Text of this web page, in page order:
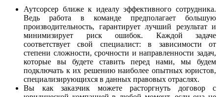
Аутсорсер ближе к идеалу эффективного сотрудника.
Ведь работа в команде предполагает большую
производительность, гарантирует лучший результат и
минимизирует риск ошибок. Каждой задаче
соответствует свой специалист: в зависимости от
степени сложности, срочности и направленности задач,
которые вы будете ставить перед нами, мы будем
подключать к их решению наиболее опытных юристов,
специализирующихся в данных правовых отраслях.
Вы как заказчик можете расторгнуть договор с